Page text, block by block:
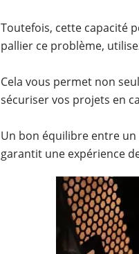
Toutefois, cette capacité
pallier ce problème,
Cela vous permet non
sécuriser vos projets en
Un bon équilibre entre
garantit une expérience